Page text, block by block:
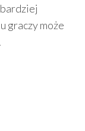
graczy może